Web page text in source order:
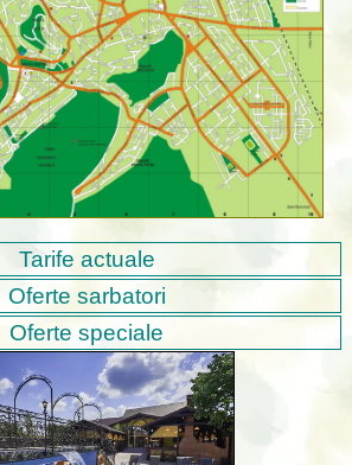
Tarife actuale
Oferte sarbatori
Oferte speciale